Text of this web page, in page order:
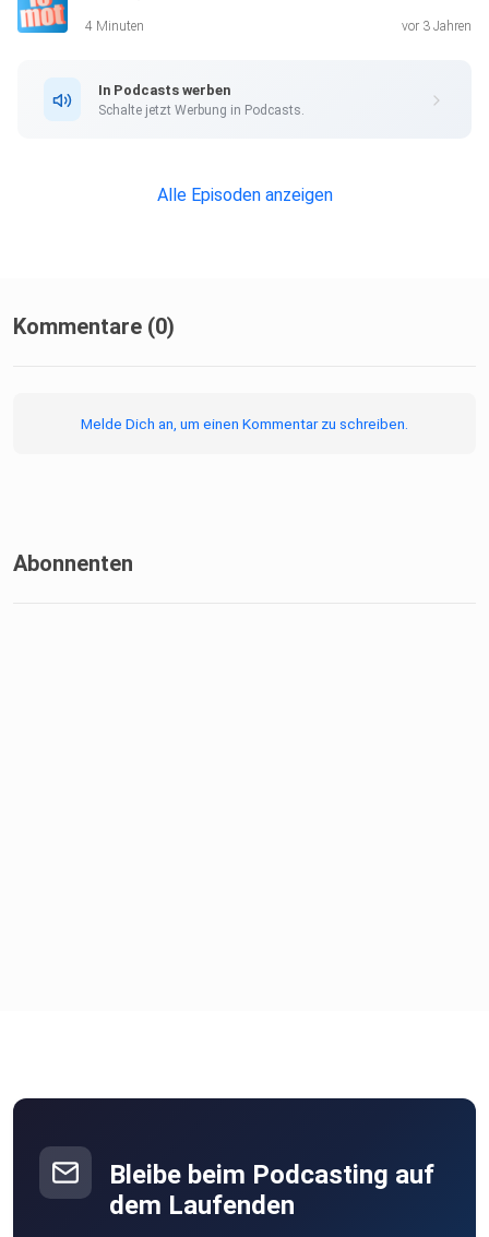
4 Minuten vor 3 Jahren
In Podcasts werben
Schalte jetzt Werbung in Podcasts.
Alle Episoden anzeigen
Kommentare (0)
Melde Dich an, um einen Kommentar zu schreiben.
Abonnenten
Bleibe beim Podcasting auf
dem Laufenden